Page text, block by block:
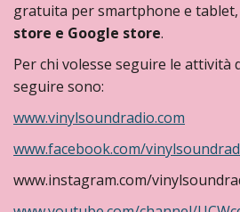
gratuita per smartphone e tablet,
store e Google store.
Per chi volesse seguire le attività
seguire sono:
www.vinylsoundradio.com
www.facebook.com/
www.instagram.com/